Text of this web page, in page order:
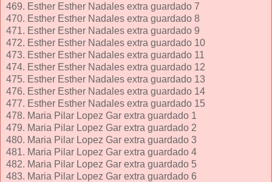
469. Esther Esther Nadales extra guardado 7
470. Esther Esther Nadales extra guardado 8
471. Esther Esther Nadales extra guardado 9
472. Esther Esther Nadales extra guardado 10
473. Esther Esther Nadales extra guardado 11
474. Esther Esther Nadales extra guardado 12
475. Esther Esther Nadales extra guardado 13
476. Esther Esther Nadales extra guardado 14
477. Esther Esther Nadales extra guardado 15
478. Maria Pilar Lopez Gar extra guardado 1
479. Maria Pilar Lopez Gar extra guardado 2
480. Maria Pilar Lopez Gar extra guardado 3
481. Maria Pilar Lopez Gar extra guardado 4
482. Maria Pilar Lopez Gar extra guardado 5
483. Maria Pilar Lopez Gar extra guardado 6